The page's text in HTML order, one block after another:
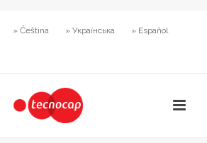
» Čeština » Українська » Español